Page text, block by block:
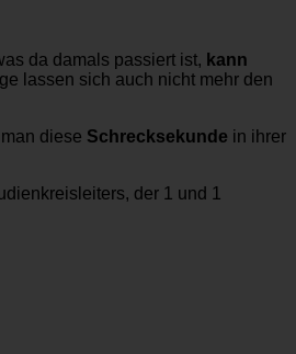
da damals passiert ist, kann
lassen sich auch nicht mehr den
diese Schrecksekunde in ihrer
der 1 und 1